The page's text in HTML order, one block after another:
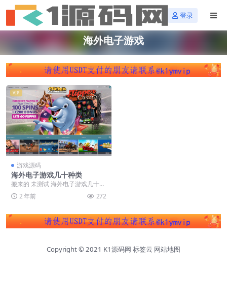
登录
海外电子游戏
VIP
游戏源码
海外电子游戏几十种类
搬来的 未测试 海外电子游戏几十种
类 八国语言，50种游戏，支持 Pay
pal、...
2 年前 272
Copyright © 2021 K1源码网 标签云 网站地图